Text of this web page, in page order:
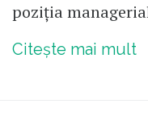
poziția
Citește mai mult